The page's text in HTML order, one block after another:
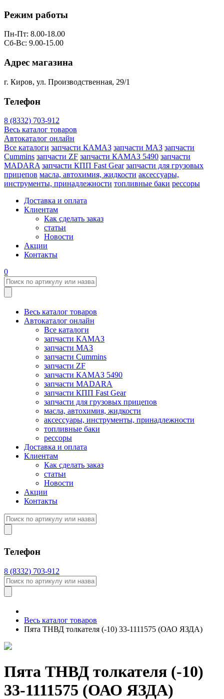
Режим работы
Пн-Пт: 8.00-18.00
Сб-Вс: 9.00-15.00
Адрес магазина
г. Киров, ул. Производственная, 29/1
Телефон
8 (8332) 703-912
Весь каталог товаров
Автокаталог онлайн
Все каталоги запчасти КАМАЗ запчасти МАЗ запчасти
Cummins запчасти ZF запчасти КАМАЗ 5490 запчасти
MADARA запчасти КПП Fast Gear запчасти для грузовых
прицепов масла, автохимия, жидкости аксессуары,
инструменты, принадлежности топливные баки рессоры
Доставка и оплата
Клиентам
Как сделать заказ
статьи
Новости
Акции
Контакты
0
Весь каталог товаров
Автокаталог онлайн
Все каталоги
запчасти КАМАЗ
запчасти МАЗ
запчасти Cummins
запчасти ZF
запчасти КАМАЗ 5490
запчасти MADARA
запчасти КПП Fast Gear
запчасти для грузовых прицепов
масла, автохимия, жидкости
аксессуары, инструменты, принадлежности
топливные баки
рессоры
Доставка и оплата
Клиентам
Как сделать заказ
статьи
Новости
Акции
Контакты
Телефон
8 (8332) 703-912
Весь каталог товаров
Пята ТНВД толкателя (-10) 33-1111575 (ОАО ЯЗДА)
Пята ТНВД толкателя (-10)
33-1111575 (ОАО ЯЗДА)